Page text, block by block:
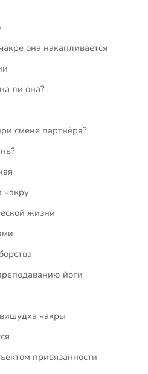
она накапливается
ли она?
смене партнёра?
чакру
жизни
йоги
чакры
привязанности